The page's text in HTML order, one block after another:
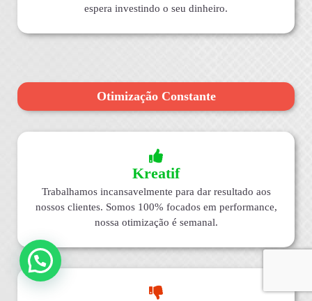
espera investindo o seu dinheiro.
Otimização Constante
Kreatif
Trabalhamos incansavelmente para dar resultado aos
nossos clientes. Somos 100% focados em performance,
nossa otimização é semanal.